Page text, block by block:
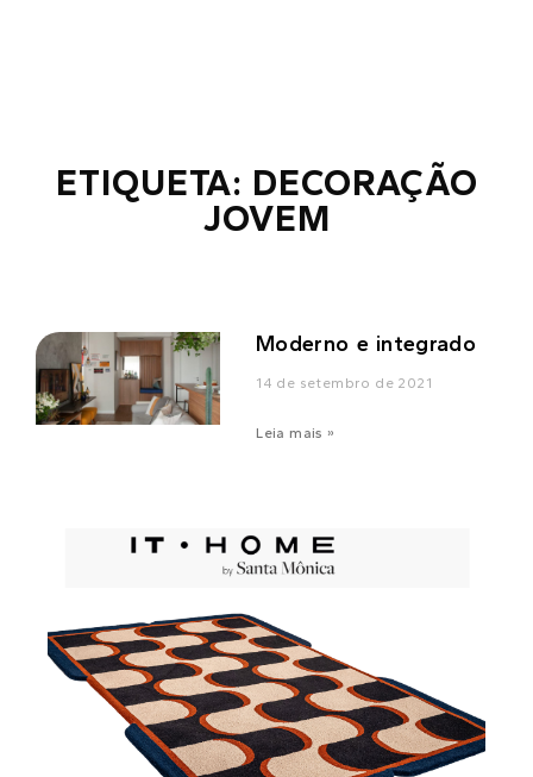
ETIQUETA: DECORAÇÃO
JOVEM
Moderno e integrado
14 de setembro de 2021
Leia mais »